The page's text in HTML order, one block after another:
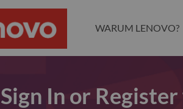
WARUM LENOVO?
Sign In or